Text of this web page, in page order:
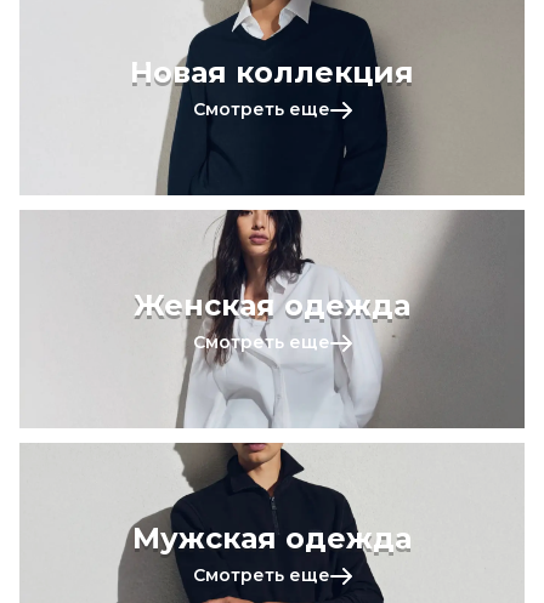
Новая коллекция
Смотреть еще
Женская одежда
Смотреть еще
Мужская одежда
Смотреть еще